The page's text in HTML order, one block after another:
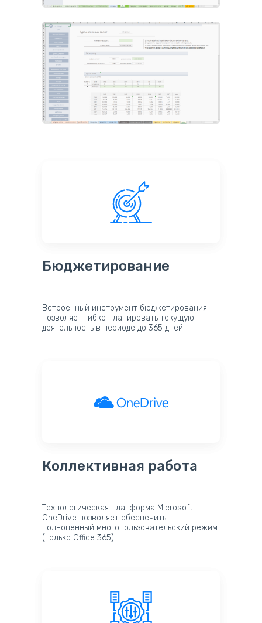
Бюджетирование
Встроенный инструмент бюджетирования
позволяет гибко планировать текущую
деятельность в периоде до 365 дней.
Коллективная работа
Технологическая платформа Microsoft
OneDrive позволяет обеспечить
полноценный многопользовательский режим.
(только Office 365)